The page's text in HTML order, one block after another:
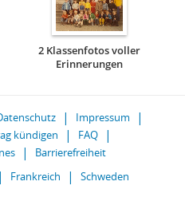
2 Klassenfotos voller
Erinnerungen
Impressum
kündigen
FAQ
Barrierefreiheit
Frankreich Schweden